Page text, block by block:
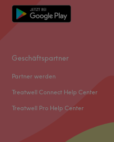
Geschäftspartner
Partner werden
Treatwell Connect Help Center
Treatwell Pro Help Center